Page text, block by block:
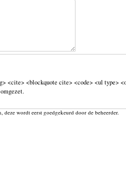
<cite> <blockquote cite> <code> <ul type>
deze wordt eerst goedgekeurd door de beheerder.